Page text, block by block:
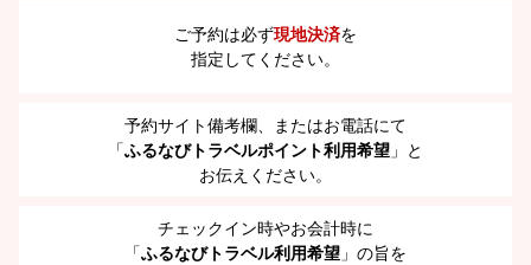
ご予約は必ず現地決済を
指定してください。
予約サイト備考欄、またはお電話にて
「ふるなびトラベルポイント利用希望 」と
お伝えください。
チェックイン時やお会計時に
「ふるなびトラベル利用希望 」の旨を